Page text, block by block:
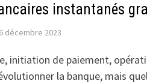
instantanés
6 décembre 2023
initiation de paiement,
la banque, mais